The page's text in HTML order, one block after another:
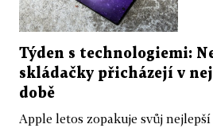
Týden s technologiemi:
skládačky přicházejí v
době
Apple letos zopakuje svůj